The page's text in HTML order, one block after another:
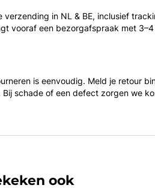
verzending in NL & BE, inclusief
vooraf een bezorgafspraak met
is eenvoudig. Meld je retour
schade of een defect zorgen we
ook